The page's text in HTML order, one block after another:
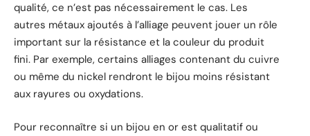
qualité, ce n’est pas nécessairement le cas. Les
autres métaux ajoutés à l’alliage peuvent jouer un rôle
important sur la résistance et la couleur du produit
fini. Par exemple, certains alliages contenant du cuivre
ou même du nickel rendront le bijou moins résistant
aux rayures ou oxydations.
Pour reconnaître si un bijou en or est qualitatif ou